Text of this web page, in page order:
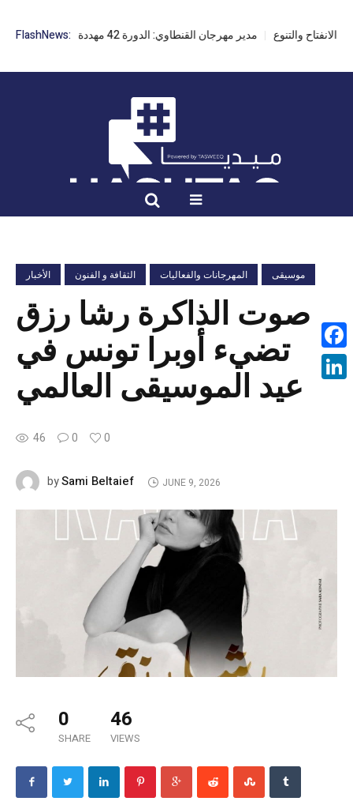
FlashNews: مدير مهرجان القنطاوي: الدورة 42 مهددة بسبب تأخر التراخيص
الأخبار الثقافة و الفنون المهرجانات والفعاليات موسيقى
صوت الذاكرة رشا رزق
تضيء أوبرا تونس في
عيد الموسيقى العالمي
46 0 0
bySami Beltaief JUNE 9, 2026
0
SHARE
46
VIEWS